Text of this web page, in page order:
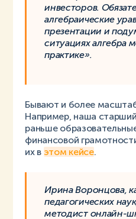
инвесторов.
алгебраические
презентации и
ситуациях алгебра
практике».
Бывают и более
Например, наша
раньше
финансовой
их в этом кейсе.
Ирина Воронцова,
педагогических
методист онлайн-